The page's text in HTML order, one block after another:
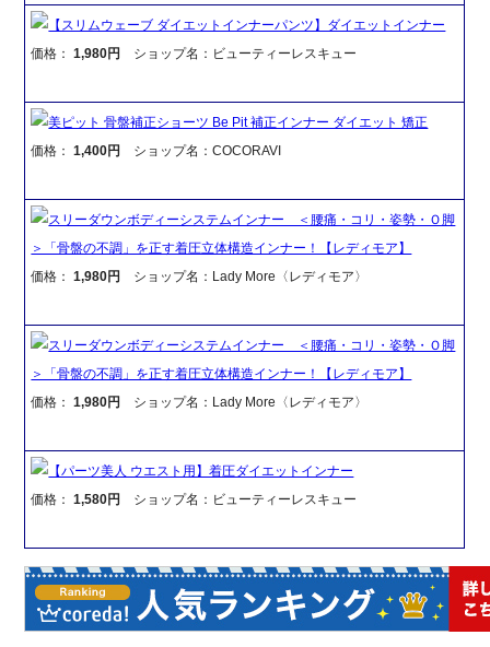
【スリムウェーブ ダイエットインナーパンツ】ダイエットインナー
価格：1,980円 ショップ名：ビューティーレスキュー
美ピット 骨盤補正ショーツ Be Pit 補正インナー ダイエット 矯正
価格：1,400円 ショップ名：COCORAVI
スリーダウンボディーシステムインナー ＜腰痛・コリ・姿勢・Ｏ脚
＞「骨盤の不調」を正す着圧立体構造インナー！【レディモア】
価格：1,980円 ショップ名：Lady More〈レディモア〉
スリーダウンボディーシステムインナー ＜腰痛・コリ・姿勢・Ｏ脚
＞「骨盤の不調」を正す着圧立体構造インナー！【レディモア】
価格：1,980円 ショップ名：Lady More〈レディモア〉
【パーツ美人 ウエスト用】着圧ダイエットインナー
価格：1,580円 ショップ名：ビューティーレスキュー